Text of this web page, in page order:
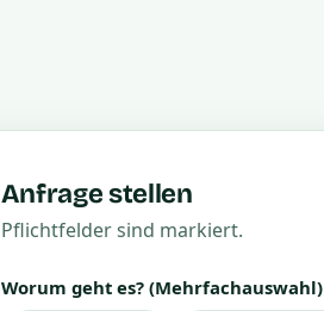
Anfrage stellen
Pflichtfelder sind markiert.
Worum geht es? (Mehrfachauswahl)